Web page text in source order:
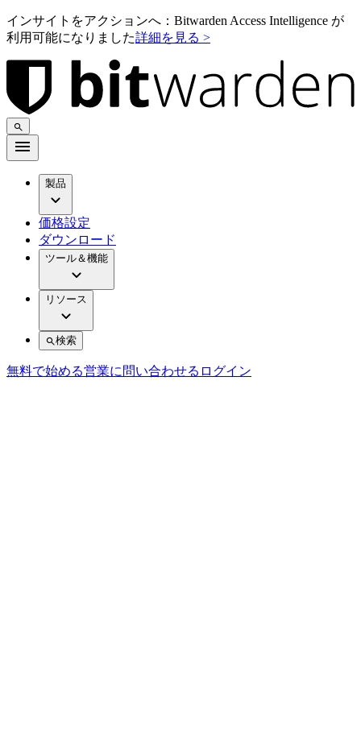
インサイトをアクションへ：Bitwarden Access Intelligence が
利用可能になりました詳細を見る >
製品
価格設定
ダウンロード
ツール＆機能
リソース
検索
無料で始める営業に問い合わせる ログイン